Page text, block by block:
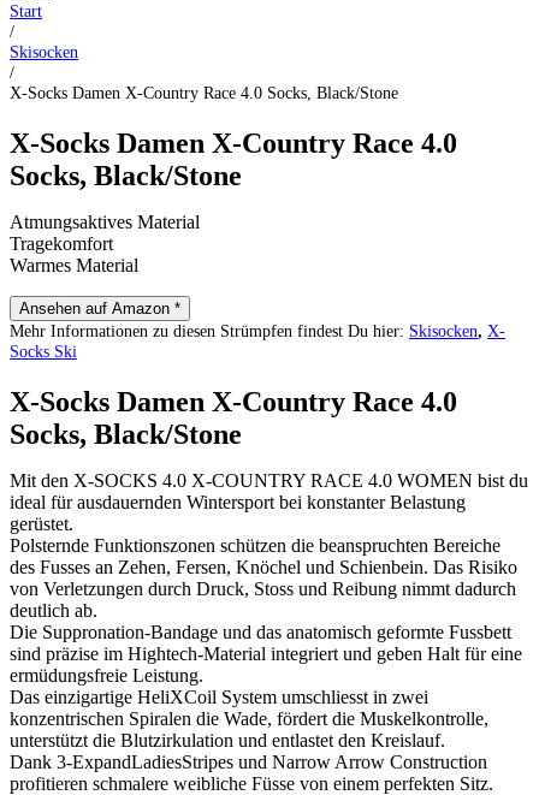
Start
/
Skisocken
/
X-Socks Damen X-Country Race 4.0 Socks, Black/Stone
X-Socks Damen X-Country Race 4.0
Socks, Black/Stone
Atmungsaktives Material
Tragekomfort
Warmes Material
Ansehen auf Amazon *
Mehr Informationen zu diesen Strümpfen findest Du hier: Skisocken, X-
Socks Ski
X-Socks Damen X-Country Race 4.0
Socks, Black/Stone
Mit den X-SOCKS 4.0 X-COUNTRY RACE 4.0 WOMEN bist du
ideal für ausdauernden Wintersport bei konstanter Belastung
gerüstet.
Polsternde Funktionszonen schützen die beanspruchten Bereiche
des Fusses an Zehen, Fersen, Knöchel und Schienbein. Das Risiko
von Verletzungen durch Druck, Stoss und Reibung nimmt dadurch
deutlich ab.
Die Suppronation-Bandage und das anatomisch geformte Fussbett
sind präzise im Hightech-Material integriert und geben Halt für eine
ermüdungsfreie Leistung.
Das einzigartige HeliXCoil System umschliesst in zwei
konzentrischen Spiralen die Wade, fördert die Muskelkontrolle,
unterstützt die Blutzirkulation und entlastet den Kreislauf.
Dank 3-ExpandLadiesStripes und Narrow Arrow Construction
profitieren schmalere weibliche Füsse von einem perfekten Sitz.